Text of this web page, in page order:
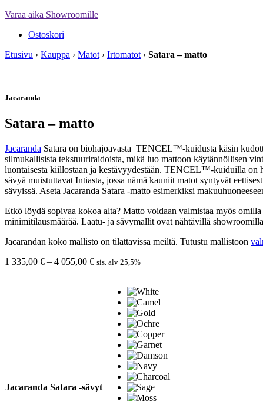
Varaa aika Showroomille
Ostoskori
Etusivu › Kauppa › Matot › Irtomatot › Satara – matto
Jacaranda
Satara – matto
Jacaranda Satara on biohajoavasta TENCEL™-kuidusta käsin
silmukallisista tekstuuriraidoista, mikä luo mattoon käytännöllisen
luontaisesta kiillostaan ja kestävyydestään. TENCEL™-kuiduilla on
sävyä muistuttavat Intiasta, jossa nämä kauniit matot syntyvät
sävyissä. Aseta Jacaranda Satara -matto esimerkiksi
Etkö löydä sopivaa kokoa alta? Matto voidaan valmistaa myös
minimitilausmäärää. Laatu- ja sävymallit ovat nähtävillä
Jacarandan koko mallisto on tilattavissa meiltä. Tutustu mallistoon
1 335,00 € – 4 055,00 €Hintaluokka:
055,00 €
sis. alv 25,5%
Jacaranda Satara -sävyt